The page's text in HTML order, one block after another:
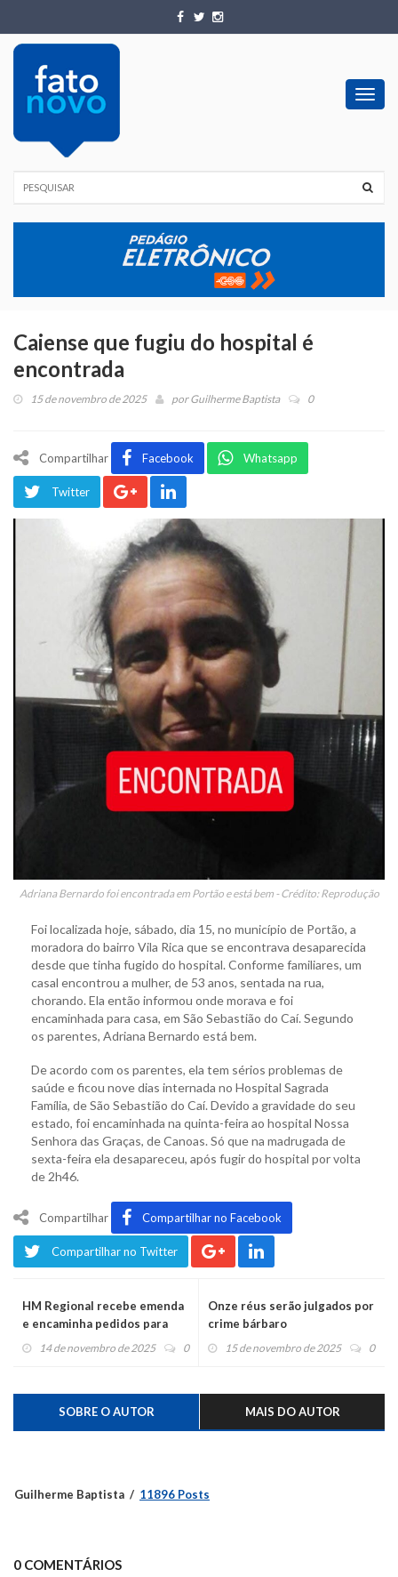
Caiense que fugiu do hospital é
encontrada
15 de novembro de 2025 porGuilherme Baptista 0
Compartilhar Facebook Whatsapp
Twitter
Adriana Bernardo foi encontrada em Portão e está bem - Crédito: Reprodução
Foi localizada hoje, sábado, dia 15, no município de Portão, a
moradora do bairro Vila Rica que se encontrava desaparecida
desde que tinha fugido do hospital. Conforme familiares, um
casal encontrou a mulher, de 53 anos, sentada na rua,
chorando. Ela então informou onde morava e foi
encaminhada para casa, em São Sebastião do Caí. Segundo
os parentes, Adriana Bernardo está bem.
De acordo com os parentes, ela tem sérios problemas de
saúde e ficou nove dias internada no Hospital Sagrada
Família, de São Sebastião do Caí. Devido a gravidade do seu
estado, foi encaminhada na quinta-feira ao hospital Nossa
Senhora das Graças, de Canoas. Só que na madrugada de
sexta-feira ela desapareceu, após fugir do hospital por volta
de 2h46.
Compartilhar Compartilhar no Facebook
Compartilhar no Twitter
HM Regional recebe emenda
e encaminha pedidos para
deputados
14 de novembro de 2025 0
Onze réus serão julgados por
crime bárbaro
15 de novembro de 2025 0
SOBRE O AUTOR MAIS DO AUTOR
Guilherme Baptista 11896 Posts
0 COMENTÁRIOS